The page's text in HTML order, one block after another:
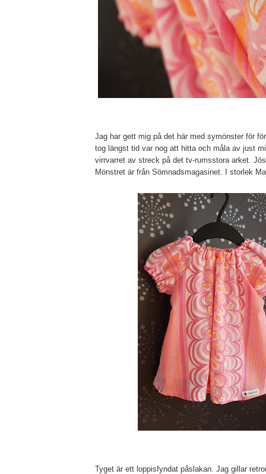
Jag har gett mig på det här med symönster för
tog längst tid var nog att hitta och måla av just
virrvarret av streck på det tv-rumsstora arket.
Mönstret är från Sömnadsmagasinet. I storlek
Tyget är ett loppisfyndat påslakan. Jag gillar